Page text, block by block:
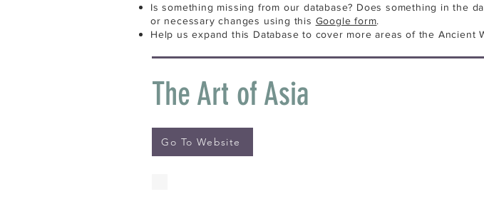
Is something missing from our database? Does something in the
or necessary changes using this Google form.
Help us expand this Database to cover more areas of the Ancient
The Art of Asia
Go To Website